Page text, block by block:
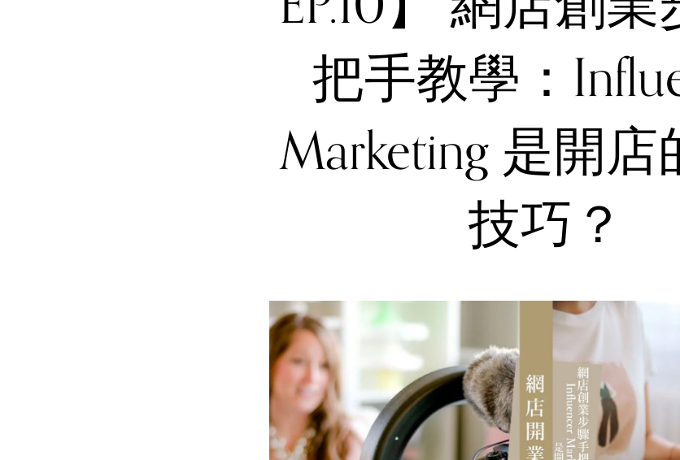
把手教學：
Marketing 是開店
技巧？